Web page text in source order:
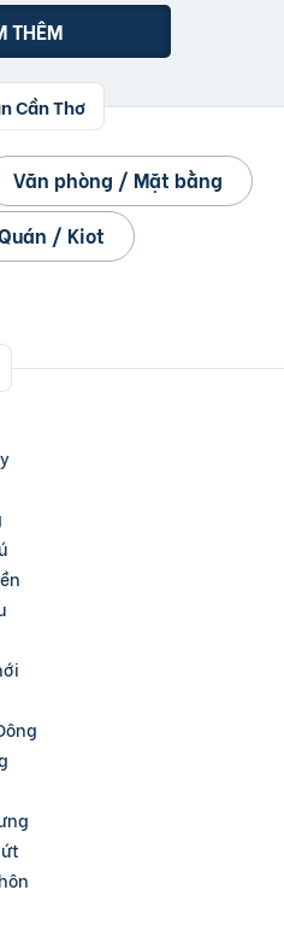
THÊM
Cần Thơ
Văn phòng / Mặt bằng
/ Kiot